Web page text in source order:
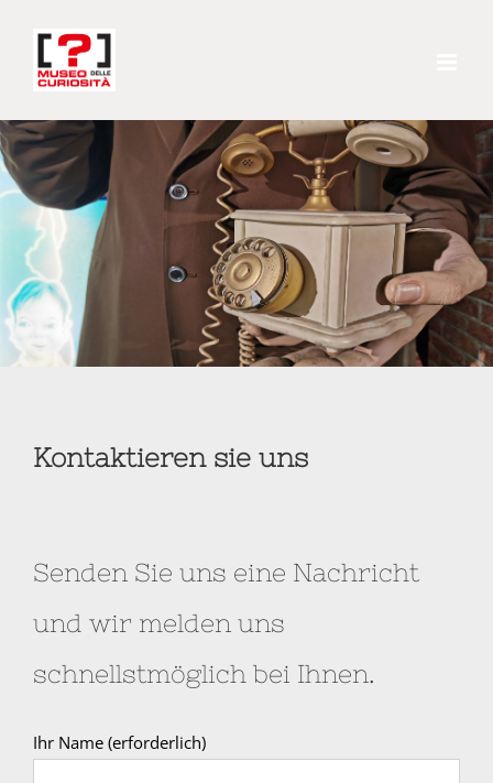
content
Kontaktieren sie uns
Senden Sie uns eine Nachricht
und wir melden uns
schnellstmöglich bei Ihnen.
Ihr Name (erforderlich)